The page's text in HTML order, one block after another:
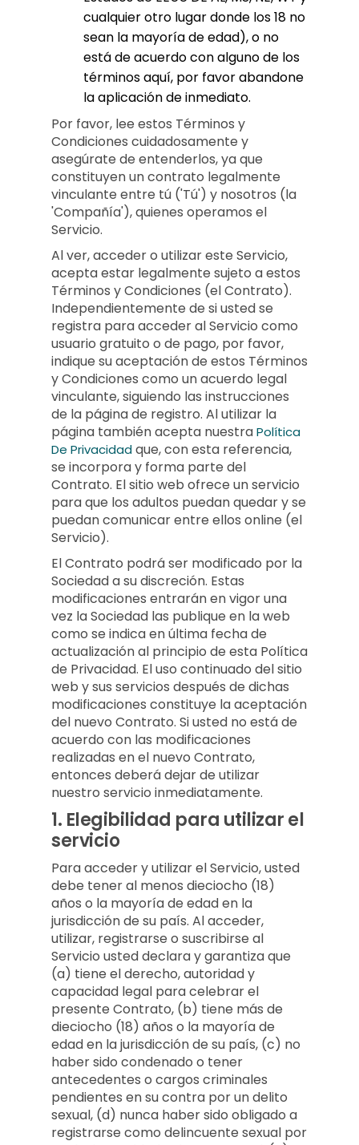
cualquier otro lugar donde los 18 no
sean la mayoría de edad), o no
está de acuerdo con alguno de los
términos aquí, por favor abandone
la aplicación de inmediato.
Por favor, lee estos Términos y
Condiciones cuidadosamente y
asegúrate de entenderlos, ya que
constituyen un contrato legalmente
vinculante entre tú ('Tú') y nosotros (la
'Compañía'), quienes operamos el
Servicio.
Al ver, acceder o utilizar este Servicio,
acepta estar legalmente sujeto a estos
Términos y Condiciones (el Contrato).
Independientemente de si usted se
registra para acceder al Servicio como
usuario gratuito o de pago, por favor,
indique su aceptación de estos Términos
y Condiciones como un acuerdo legal
vinculante, siguiendo las instrucciones
de la página de registro. Al utilizar la
página también acepta nuestraPolítica
De Privacidadque, con esta referencia,
se incorpora y forma parte del
Contrato. El sitio web ofrece un servicio
para que los adultos puedan quedar y se
puedan comunicar entre ellos online (el
Servicio).
El Contrato podrá ser modificado por la
Sociedad a su discreción. Estas
modificaciones entrarán en vigor una
vez la Sociedad las publique en la web
como se indica en última fecha de
actualización al principio de esta Política
de Privacidad. El uso continuado del sitio
web y sus servicios después de dichas
modificaciones constituye la aceptación
del nuevo Contrato. Si usted no está de
acuerdo con las modificaciones
realizadas en el nuevo Contrato,
entonces deberá dejar de utilizar
nuestro servicio inmediatamente.
1. Elegibilidad para utilizar el
servicio
Para acceder y utilizar el Servicio, usted
debe tener al menos dieciocho (18)
años o la mayoría de edad en la
jurisdicción de su país. Al acceder,
utilizar, registrarse o suscribirse al
Servicio usted declara y garantiza que
(a) tiene el derecho, autoridad y
capacidad legal para celebrar el
presente Contrato, (b) tiene más de
dieciocho (18) años o la mayoría de
edad en la jurisdicción de su país, (c) no
haber sido condenado o tener
antecedentes o cargos criminales
pendientes en su contra por un delito
sexual, (d) nunca haber sido obligado a
registrarse como delincuente sexual por